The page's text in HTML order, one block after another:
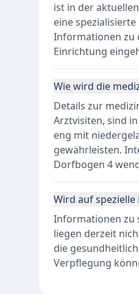
ist in der
eine
Informationen zu
Einrichtung
Wie wird die
Details zur
Arztvisiten, sind
eng mit
gewährleisten.
Dorfbogen 4
Wird auf
Informationen zu
liegen derzeit
die
Verpflegung